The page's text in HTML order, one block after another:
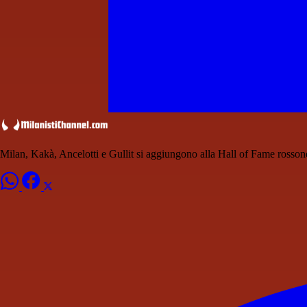
Milan, Kakà, Ancelotti e Gullit si aggiungono alla Hall of Fame